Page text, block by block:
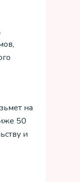
на
50
и